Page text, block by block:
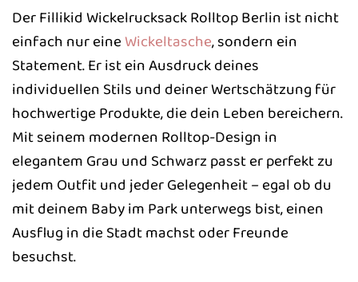
Der Fillikid Wickelrucksack Rolltop Berlin ist nicht
einfach nur eineWickeltasche, sondern ein
Statement. Er ist ein Ausdruck deines
individuellen Stils und deiner Wertschätzung für
hochwertige Produkte, die dein Leben bereichern.
Mit seinem modernen Rolltop-Design in
elegantem Grau und Schwarz passt er perfekt zu
jedem Outfit und jeder Gelegenheit – egal ob du
mit deinem Baby im Park unterwegs bist, einen
Ausflug in die Stadt machst oder Freunde
besuchst.